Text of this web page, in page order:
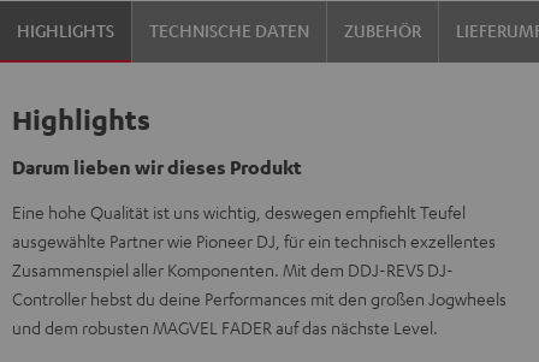
HIGHLIGHTS TECHNISCHE DATEN ZUBEHÖR
Highlights
Darum lieben wir dieses Produkt
Eine hohe Qualität ist uns wichtig, deswegen empfiehlt Teufel
ausgewählte Partner wie Pioneer DJ, für ein technisch exzellentes
Zusammenspiel aller Komponenten. Mit dem DDJ-REV5 DJ-
Controller hebst du deine Performances mit den großen Jogwheels
und dem robusten MAGVEL FADER auf das nächste Level.